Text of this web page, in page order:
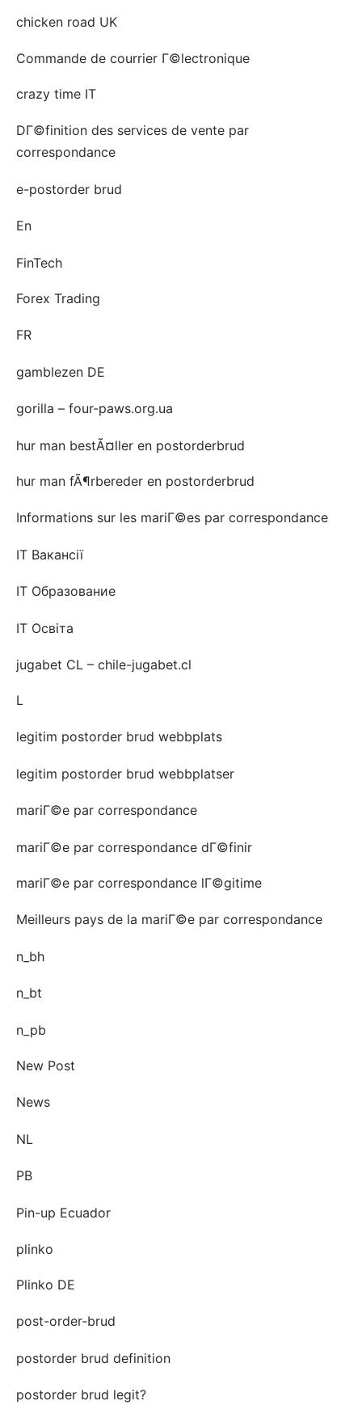
chicken road UK
Commande de courrier Г©lectronique
crazy time IT
DГ©finition des services de vente par
correspondance
e-postorder brud
En
FinTech
Forex Trading
FR
gamblezen DE
gorilla – four-paws.org.ua
hur man bestÃ¤ller en postorderbrud
hur man fÃ¶rbereder en postorderbrud
Informations sur les mariГ©es par correspondance
IT Вакансії
IT Образование
IT Освіта
jugabet CL – chile-jugabet.cl
L
legitim postorder brud webbplats
legitim postorder brud webbplatser
mariГ©e par correspondance
mariГ©e par correspondance dГ©finir
mariГ©e par correspondance lГ©gitime
Meilleurs pays de la mariГ©e par correspondance
n_bh
n_bt
n_pb
New Post
News
NL
PB
Pin-up Ecuador
plinko
Plinko DE
post-order-brud
postorder brud definition
postorder brud legit?